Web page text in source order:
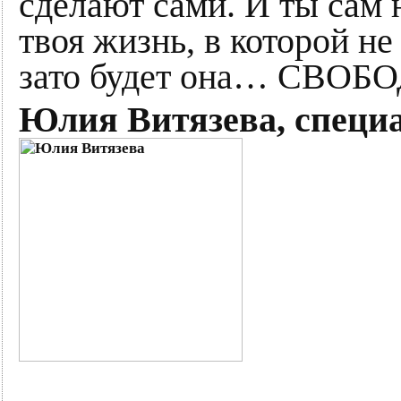
твоя жизнь, в которой
зато будет она…
Юлия Витязева,